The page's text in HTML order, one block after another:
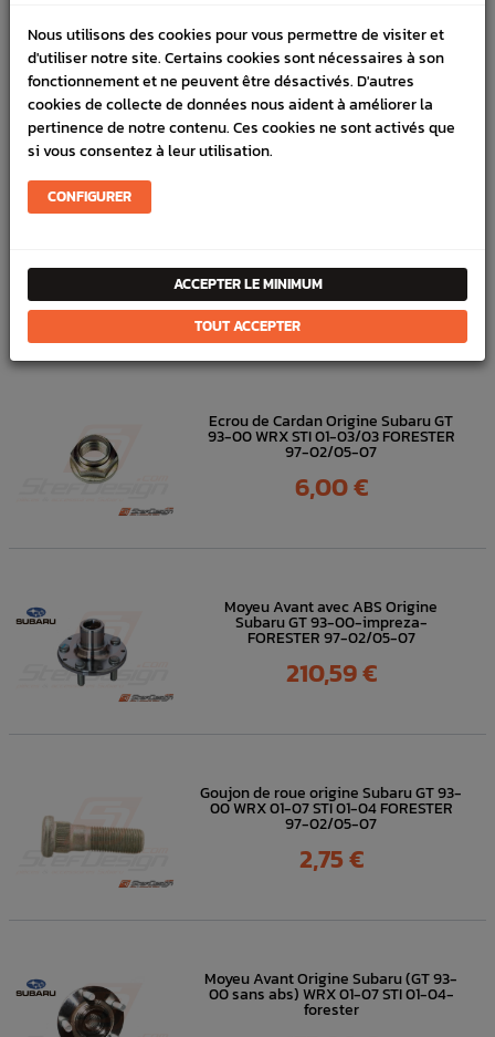
VÉHICULES COMPATIBLE
SCHÉMA CONSTRUCTEUR
Référence :3167
FICHE TECHNIQUE
Transmission
DANSLA MÊME
CATÉGORIE
Ecrou de Cardan Origine Subaru GT
93-00 WRX STI 01-03/03 FORESTER
97-02/05-07
Prix
6,00 €
Moyeu Avant avec ABS Origine
Subaru GT 93-00-impreza-
FORESTER 97-02/05-07
Prix
210,59 €
Goujon de roue origine Subaru GT 93-
00 WRX 01-07 STI 01-04 FORESTER
97-02/05-07
Prix
2,75 €
Moyeu Avant Origine Subaru (GT 93-
00 sans abs) WRX 01-07 STI 01-04-
forester
Nous utilisons des cookies pour vous permettre de visiter et
d'utiliser notre site. Certains cookies sont nécessaires à son
fonctionnement et ne peuvent être désactivés. D'autres
cookies de collecte de données nous aident à améliorer la
pertinence de notre contenu. Ces cookies ne sont activés que
si vous consentez à leur utilisation.
CONFIGURER
ACCEPTER LE MINIMUM
TOUT ACCEPTER